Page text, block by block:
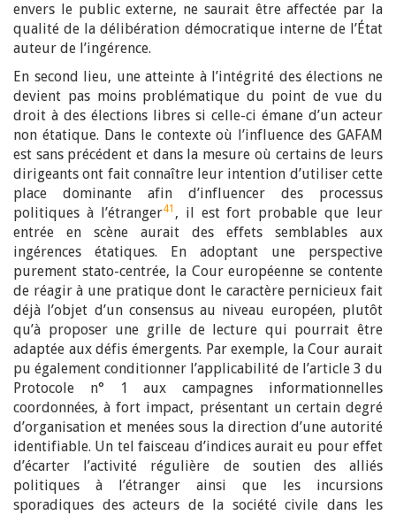
envers le public externe, ne saurait être affectée par la
qualité de la délibération démocratique interne de l’État
auteur de l’ingérence.
En second lieu, une atteinte à l’intégrité des élections ne
devient pas moins problématique du point de vue du
droit à des élections libres si celle-ci émane d’un acteur
non étatique. Dans le contexte où l’influence des GAFAM
est sans précédent et dans la mesure où certains de leurs
dirigeants ont fait connaître leur intention d’utiliser cette
place dominante afin d’influencer des processus
politiques à l’étranger41 , il est fort probable que leur
entrée en scène aurait des effets semblables aux
ingérences étatiques. En adoptant une perspective
purement stato-centrée, la Cour européenne se contente
de réagir à une pratique dont le caractère pernicieux fait
déjà l’objet d’un consensus au niveau européen, plutôt
qu’à proposer une grille de lecture qui pourrait être
adaptée aux défis émergents. Par exemple, la Cour aurait
pu également conditionner l’applicabilité de l’article 3 du
Protocole n° 1 aux campagnes informationnelles
coordonnées, à fort impact, présentant un certain degré
d’organisation et menées sous la direction d’une autorité
identifiable. Un tel faisceau d’indices aurait eu pour effet
d’écarter l’activité régulière de soutien des alliés
politiques à l’étranger ainsi que les incursions
sporadiques des acteurs de la société civile dans les